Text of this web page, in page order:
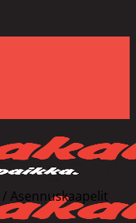
/ Asennuskaapelit